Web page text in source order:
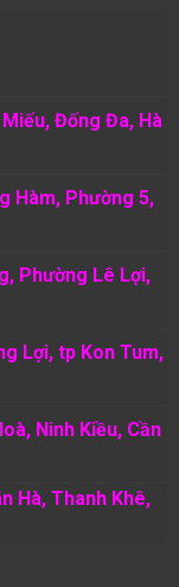
Đống Đa, Hà
Hàm, Phường 5,
Phường Lê Lợi,
Lợi, tp Kon Tum,
Ninh Kiều, Cần
Hà, Thanh Khê,